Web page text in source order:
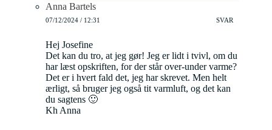
Anna Bartels
07/12/2024 / 12:31 SVAR
Hej Josefine
Det kan du tro, at jeg gør! Jeg er lidt i tvivl, om du
har læst opskriften, for der står over-under varme?
Det er i hvert fald det, jeg har skrevet. Men helt
ærligt, så bruger jeg også tit varmluft, og det kan
du sagtens 🙂
Kh Anna